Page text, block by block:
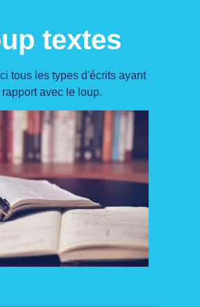
textes
tous les types d'écrits ayant
rapport avec le loup.